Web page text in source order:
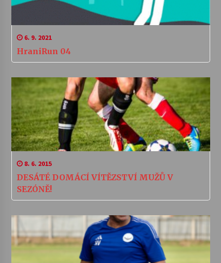
6. 9. 2021
HraniRun 04
8. 6. 2015
DESÁTÉ DOMÁCÍ VÍTĚZSTVÍ MUŽŮ V
SEZÓNĚ!